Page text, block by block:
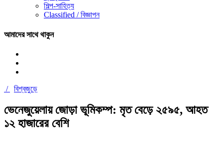
শিল্প-সাহিত্য
Classified / বিজ্ঞাপন
আমাদের সাথে থাকুন
/ বিশ্বজুড়ে
ভেনেজুয়েলায় জোড়া ভূমিকম্প: মৃত বেড়ে ২৫৯৫, আহত
১২ হাজারের বেশি